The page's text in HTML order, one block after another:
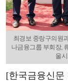
최경보 중랑구의원
나금융그룹 부회장,
울
[한국금융신문